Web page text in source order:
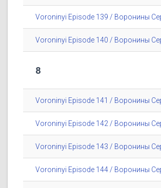
Voroninyi Episode 139 / Воронины
Voroninyi Episode 140 / Воронины
8
Voroninyi Episode 141 / Воронины
Voroninyi Episode 142 / Воронины
Voroninyi Episode 143 / Воронины
Voroninyi Episode 144 / Воронины